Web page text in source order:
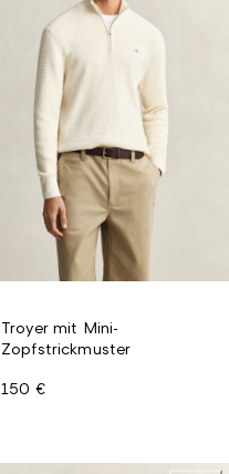
Troyer mit Mini-
Zopfstrickmuster
150 €